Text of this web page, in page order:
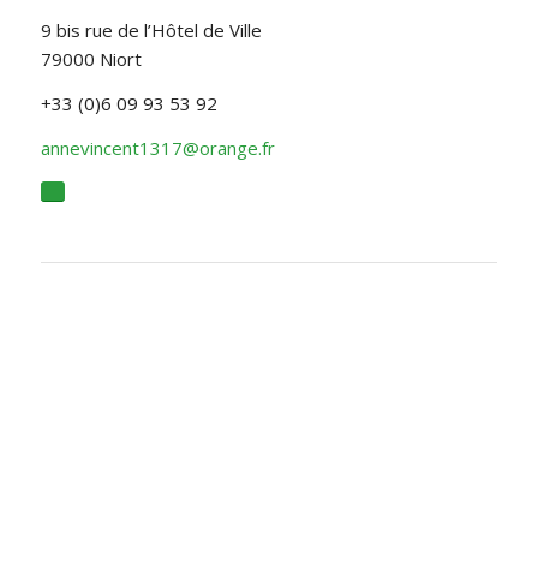
9 bis rue de l’Hôtel de Ville
79000 Niort
+33 (0)6 09 93 53 92
annevincent1317@orange.fr